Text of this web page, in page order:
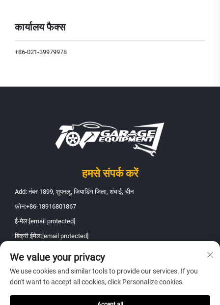
कार्यालय फैक्स
+86-021-39979978
हमसे संपर्क करें
Add: नंबर 1899, शुपनलू, जियाडिंग जिला, शंघाई, चीन
फ़ोन:+86-18916801867
ई-मेल:[email protected]
बिक्री ईमेल:[email protected]
कॉपीराइट © 2026 शंघाई फैनबाओ ऑटोमोबाइल मेंटेनेंस उपकरण कंपनी, लिमिटेड।
सर्वाधिकार सुरक्षित -गोपनीयता नीति
We value your privacy
We use cookies and similar tools to provide our services. If you
don't want to accept all cookies, click Personalize cookies.